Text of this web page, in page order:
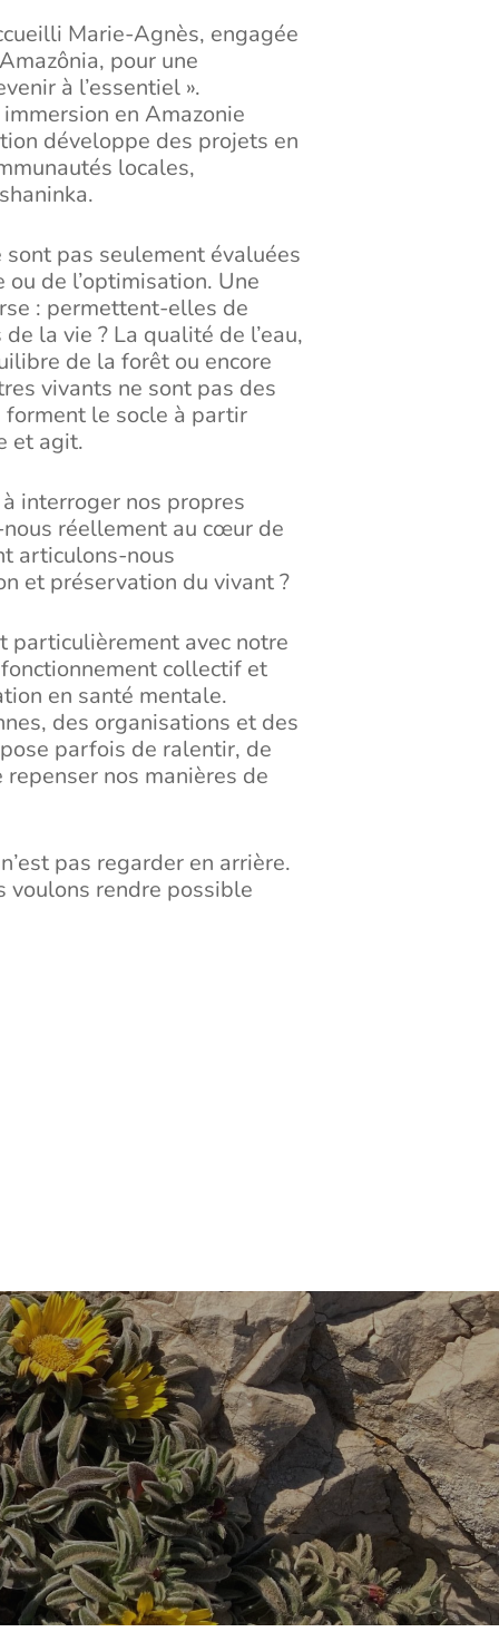
Marie-Agnès, engagée
pour une
à l’essentiel ».
en Amazonie
développe des projets en
locales,
pas seulement évaluées
ou de l’optimisation. Une
: permettent-elles de
la vie ? La qualité de l’eau,
de la forêt ou encore
vivants ne sont pas des
le socle à partir
et agit.
interroger nos propres
réellement au cœur de
articulons-nous
et préservation du vivant ?
particulièrement avec notre
collectif et
en santé mentale.
des organisations et des
parfois de ralentir, de
nos manières de
pas regarder en arrière.
voulons rendre possible